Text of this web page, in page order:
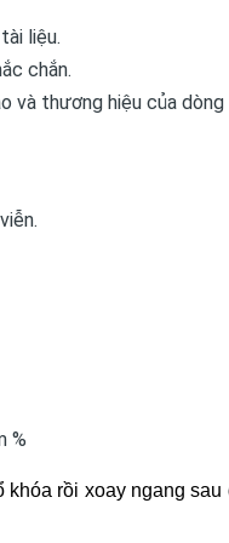
liệu.
chắn.
và thương hiệu của
%
khóa rồi xoay ngang